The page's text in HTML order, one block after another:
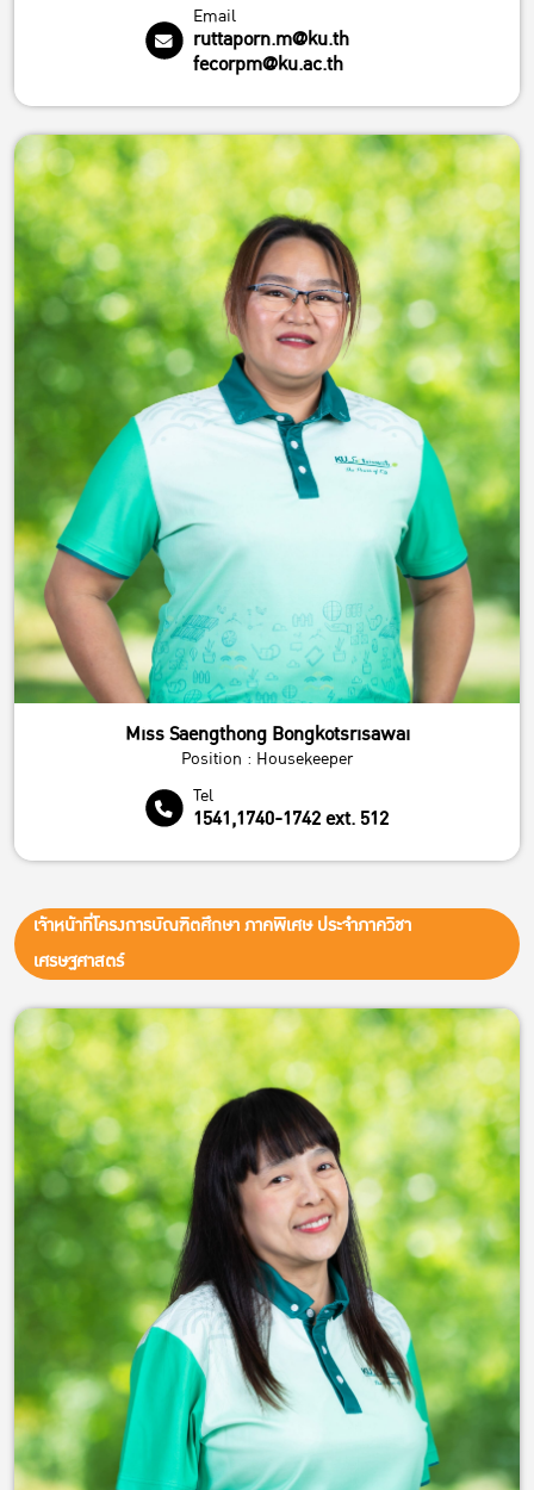
Email
ruttaporn.m@ku.th
fecorpm@ku.ac.th
Miss Saengthong Bongkotsrisawai
Position : Housekeeper
Tel
1541,1740-1742 ext. 512
เจ้าหน้าที่โครงการบัณฑิตศึกษา ภาคพิเศษ ประจำภาควิชา
เศรษฐศาสตร์